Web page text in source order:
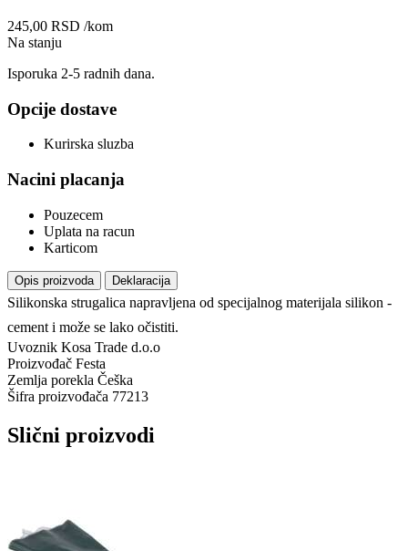
245,00 RSD /kom
Na stanju
Isporuka 2-5 radnih dana.
Opcije dostave
Kurirska sluzba
Nacini placanja
Pouzecem
Uplata na racun
Karticom
Opis proizvoda Deklaracija
Silikonska strugalica napravljena od specijalnog materijala silikon -
cement i može se lako očistiti.
Uvoznik Kosa Trade d.o.o
Proizvođač Festa
Zemlja porekla Češka
Šifra proizvođača 77213
Slični proizvodi